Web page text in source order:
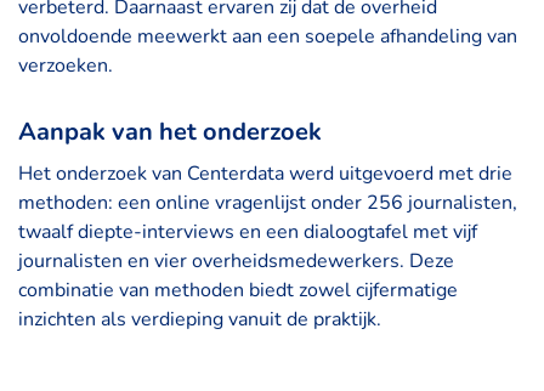
verbeterd. Daarnaast ervaren zij dat de overheid
onvoldoende meewerkt aan een soepele afhandeling van
verzoeken.
Aanpak van het onderzoek
Het onderzoek van Centerdata werd uitgevoerd met drie
methoden: een online vragenlijst onder 256 journalisten,
twaalf diepte-interviews en een dialoogtafel met vijf
journalisten en vier overheidsmedewerkers. Deze
combinatie van methoden biedt zowel cijfermatige
inzichten als verdieping vanuit de praktijk.